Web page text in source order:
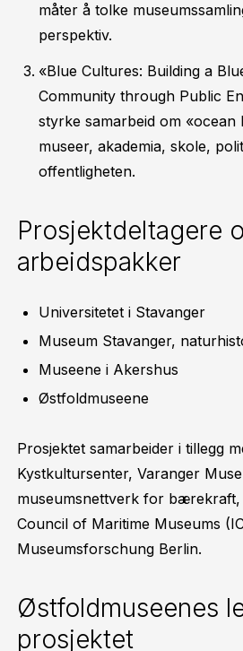
måter å tolke
perspektiv.
«Blue Cultures: Building a
Community through Public
styrke samarbeid om «ocean
museer, akademia, skole,
offentligheten.
Prosjektdeltagere
arbeidspakker
Universitetet i Stavanger
Museum Stavanger,
Museene i Akershus
Østfoldmuseene
Prosjektet samarbeider i tillegg
Kystkultursenter, Varanger
museumsnettverk for
Council of Maritime Museums
Museumsforschung Berlin.
Østfoldmuseenes
prosjektet